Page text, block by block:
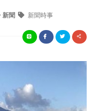
新聞 新聞時事